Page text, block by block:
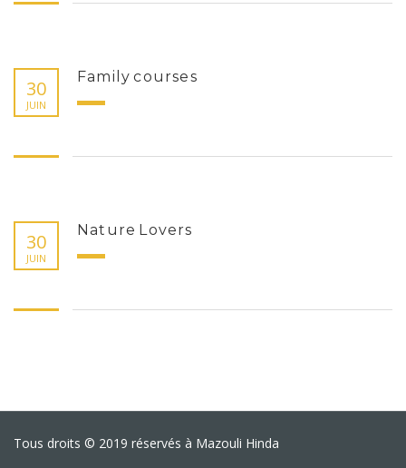
30
JUIN
Family courses
30
JUIN
Nature Lovers
Tous droits © 2019 réservés à Mazouli Hinda